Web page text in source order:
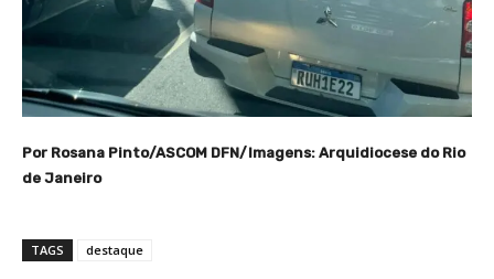
Por Rosana Pinto/ASCOM DFN/Imagens: Arquidiocese do Rio
de Janeiro
TAGS destaque